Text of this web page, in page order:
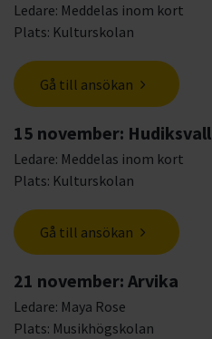
Ledare: Meddelas inom kort
Plats: Kulturskolan
Gå till ansökan
15 november: Hudiksvall
Ledare: Meddelas inom kort
Plats: Kulturskolan
Gå till ansökan
21 november: Arvika
Ledare: Maya Rose
Plats: Musikhögskolan